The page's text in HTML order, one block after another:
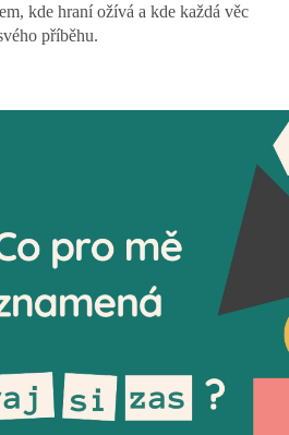
kde hraní ožívá a kde každá věc
příběhu.